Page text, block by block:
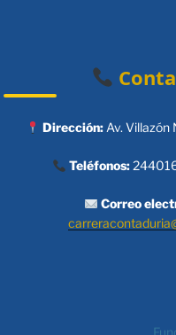
Dirección:Av. Villazón
Teléfonos:
Correo